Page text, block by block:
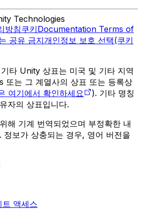
Technologies
방침쿠키Documentation Terms of
공유 금지개인정보 보호 선택(쿠키
타 Unity 상표는 미국 및 기타 지역
는 그 계열사의 상표 또는 등록상
여기에서 확인하세요
). 기타 명칭
자의 상표입니다.
해 기계 번역되었으며 부정확한 내
정보가 상충되는 경우, 영어 버전을
트 액세스